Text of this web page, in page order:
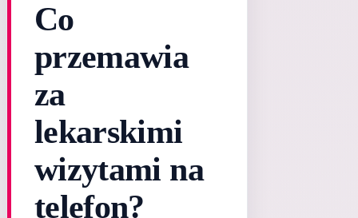
Co
przemawia
za
lekarskimi
wizytami na
telefon?